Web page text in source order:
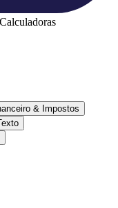
& Impostos